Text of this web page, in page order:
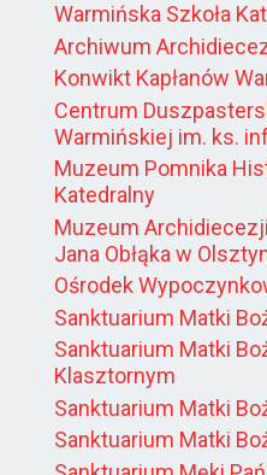
Warmińska Szkoła
Archiwum
Konwikt Kapłanów
Centrum
Warmińskiej im. ks.
Muzeum Pomnika
Katedralny
Muzeum
Jana Obłąka w
Ośrodek
Sanktuarium Matki
Sanktuarium Matki
Klasztornym
Sanktuarium Matki
Sanktuarium Matki